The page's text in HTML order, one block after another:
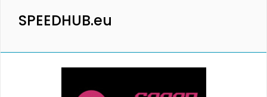
SPEEDHUB.eu